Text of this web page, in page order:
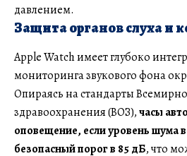
давлением.
Защита органов слуха и
Apple Watch имеет глубоко
мониторинга звукового фона
Опираясь на стандарты
здравоохранения (ВОЗ),часы
оповещение, если уровень шума
безопасный порог в 85 дБ, что